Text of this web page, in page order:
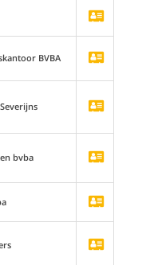
BVBA
bvba